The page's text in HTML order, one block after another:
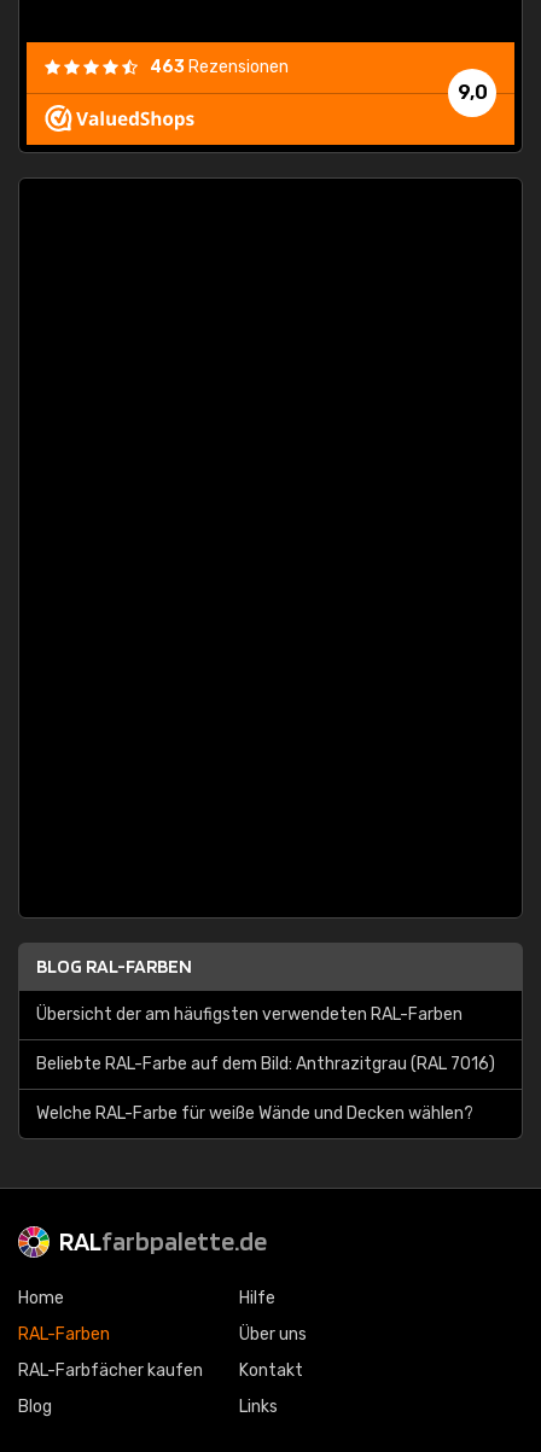
9,0
463 Rezensionen
BLOG RAL-FARBEN
Übersicht der am häufigsten verwendeten RAL-Farben
Beliebte RAL-Farbe auf dem Bild: Anthrazitgrau (RAL 7016)
Welche RAL-Farbe für weiße Wände und Decken wählen?
RALfarbpalette.de
Home
RAL-Farben
RAL-Farbfächer kaufen
Blog
Hilfe
Über uns
Kontakt
Links